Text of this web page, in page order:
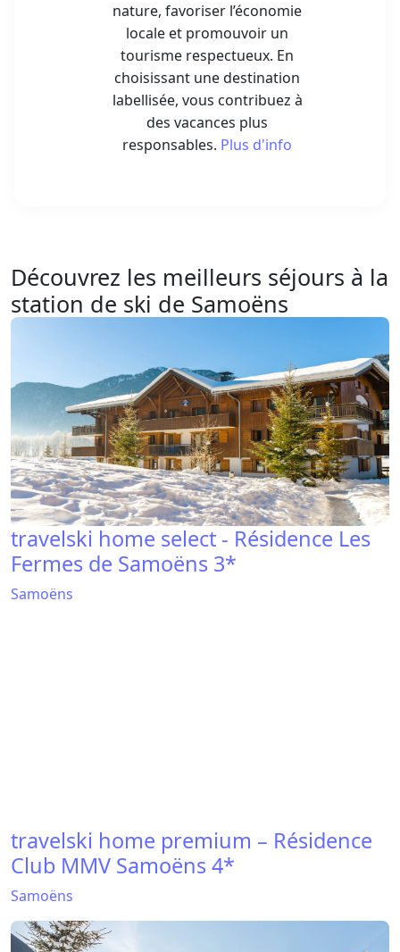
nature, favoriser l’économie
locale et promouvoir un
tourisme respectueux. En
choisissant une destination
labellisée, vous contribuez à
des vacances plus
responsables. Plus d'info
Découvrez les meilleurs séjours à la
station de ski de Samoëns
travelski home select - Résidence Les
Fermes de Samoëns 3*
Samoëns
travelski home premium – Résidence
Club MMV Samoëns 4*
Samoëns